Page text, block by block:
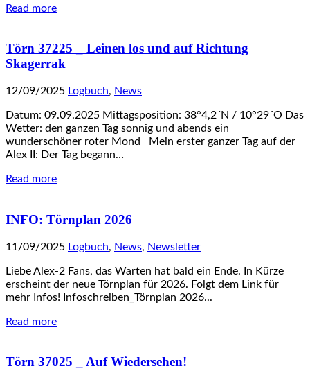
Read more
Törn 37225 _ Leinen los und auf Richtung
Skagerrak
12/09/2025 Logbuch, News
Datum: 09.09.2025 Mittagsposition: 38°4,2´N / 10°29´O Das
Wetter: den ganzen Tag sonnig und abends ein
wunderschöner roter Mond Mein erster ganzer Tag auf der
Alex II: Der Tag begann…
Read more
INFO: Törnplan 2026
11/09/2025 Logbuch, News, Newsletter
Liebe Alex-2 Fans, das Warten hat bald ein Ende. In Kürze
erscheint der neue Törnplan für 2026. Folgt dem Link für
mehr Infos! Infoschreiben_Törnplan 2026...
Read more
Törn 37025 _ Auf Wiedersehen!